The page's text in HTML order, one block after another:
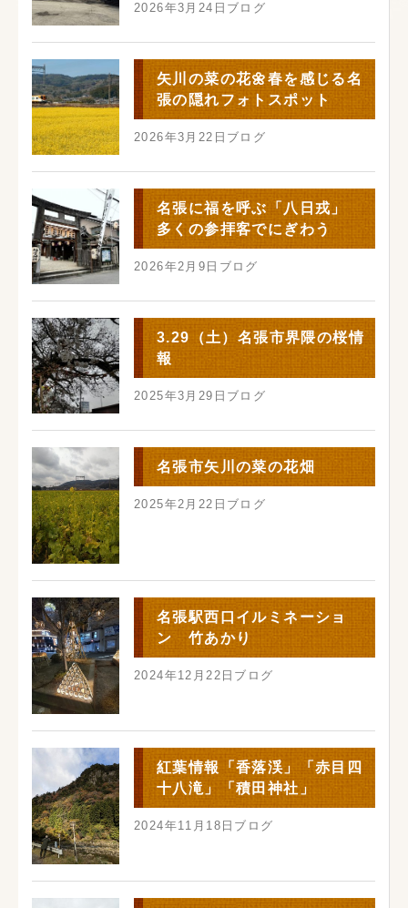
2026年3月24日 ブログ
矢川の菜の花🌼春を感じる名
張の隠れフォトスポット
2026年3月22日 ブログ
名張に福を呼ぶ「八日戎」
多くの参拝客でにぎわう
2026年2月9日 ブログ
3.29（土）名張市界隈の桜情
報
2025年3月29日 ブログ
名張市矢川の菜の花畑
2025年2月22日 ブログ
名張駅西口イルミネーショ
ン 竹あかり
2024年12月22日 ブログ
紅葉情報「香落渓」「赤目四
十八滝」「積田神社」
2024年11月18日 ブログ